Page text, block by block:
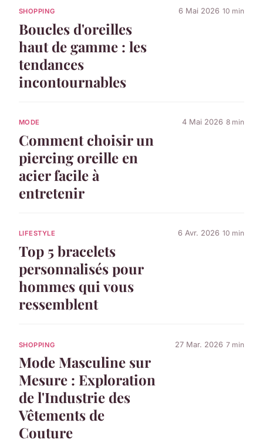
SHOPPING
Boucles d'oreilles
haut de gamme : les
tendances
incontournables
6 Mai 2026 10 min
MODE
Comment choisir un
piercing oreille en
acier facile à
entretenir
4 Mai 2026 8 min
LIFESTYLE
Top 5 bracelets
personnalisés pour
hommes qui vous
ressemblent
6 Avr. 2026 10 min
SHOPPING
Mode Masculine sur
Mesure : Exploration
de l'Industrie des
Vêtements de
Couture
27 Mar. 2026 7 min